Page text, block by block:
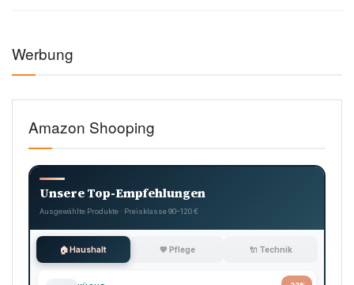
Werbung
Amazon Shooping
Unsere Top-Empfehlungen
Ausgewählte Produkte · Preisklasse 90–120 €
🏠 Haushalt 💖 Pflege 🔌 Technik